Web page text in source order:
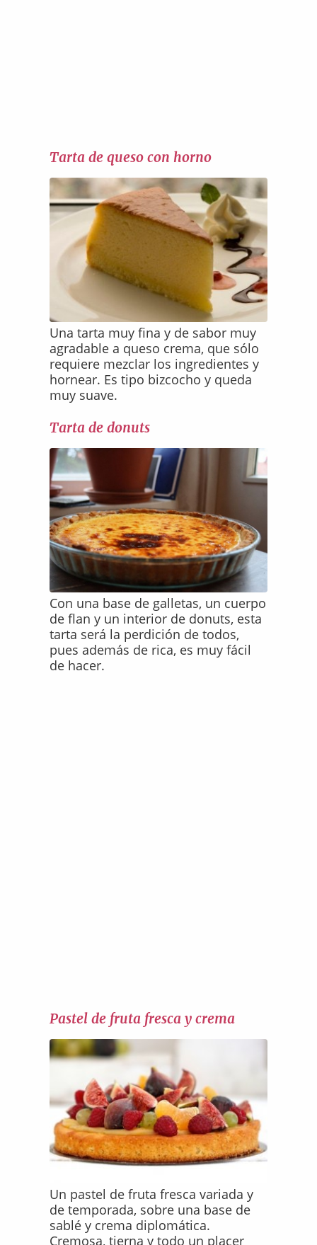
Tarta de queso con horno
Una tarta muy fina y de sabor muy
agradable a queso crema, que sólo
requiere mezclar los ingredientes y
hornear. Es tipo bizcocho y queda
muy suave.
Tarta de donuts
Con una base de galletas, un cuerpo
de flan y un interior de donuts, esta
tarta será la perdición de todos,
pues además de rica, es muy fácil
de hacer.
Pastel de fruta fresca y crema
Un pastel de fruta fresca variada y
de temporada, sobre una base de
sablé y crema diplomática.
Cremosa, tierna y todo un placer